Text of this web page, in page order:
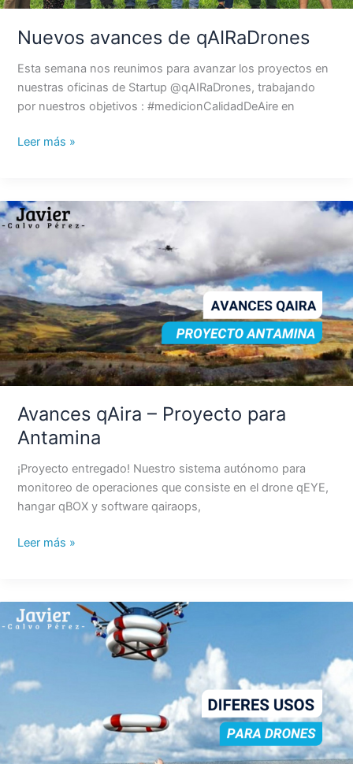
Nuevos avances de qAIRaDrones
Esta semana nos reunimos para avanzar los proyectos en
nuestras oficinas de Startup @qAIRaDrones, trabajando
por nuestros objetivos : #medicionCalidadDeAire en
Leer más »
Avances qAira – Proyecto para
Antamina
¡Proyecto entregado! Nuestro sistema autónomo para
monitoreo de operaciones que consiste en el drone qEYE,
hangar qBOX y software qairaops,
Avances
qAira
Proyecto
para
Antamina
Leer más »
Diferentes
usos